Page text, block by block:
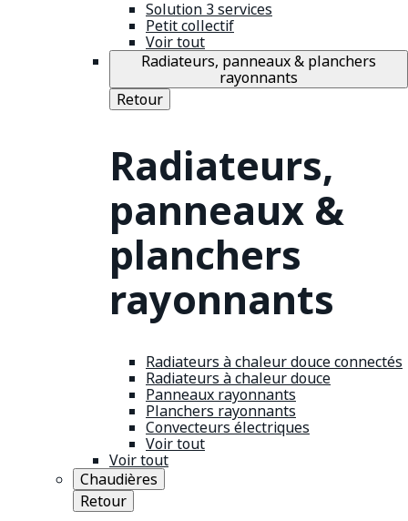
Solution 3 services
Petit collectif
Voir tout
Radiateurs, panneaux & planchers
rayonnants
Retour
Radiateurs,
panneaux &
planchers
rayonnants
Radiateurs à chaleur douce connectés
Radiateurs à chaleur douce
Panneaux rayonnants
Planchers rayonnants
Convecteurs électriques
Voir tout
Voir tout
Chaudières
Retour